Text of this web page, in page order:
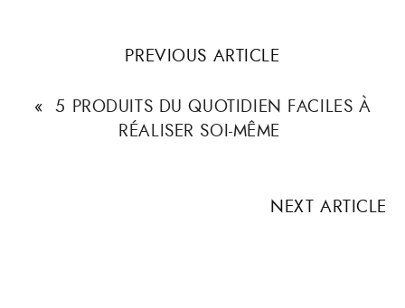
PREVIOUS ARTICLE
« 5 PRODUITS DU QUOTIDIEN FACILES À
RÉALISER SOI-MÊME
NEXT ARTICLE